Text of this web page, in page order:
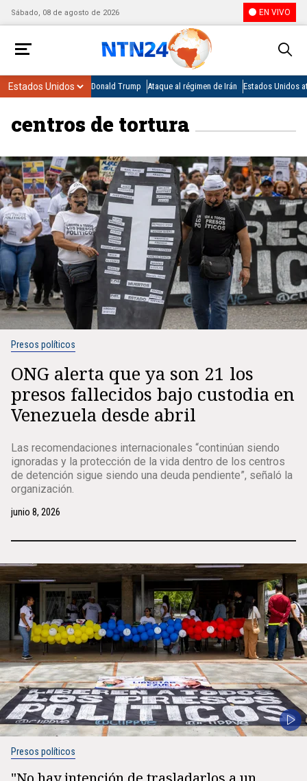
Sábado, 08 de agosto de 2026 EN VIVO
Donald Trump Ataque al régimen de Irán Estados Unidos
centros de tortura
Presos políticos
ONG alerta que ya son 21 los
presos fallecidos bajo custodia en
Venezuela desde abril
Las recomendaciones internacionales “continúan siendo
ignoradas y la protección de la vida dentro de los centros
de detención sigue siendo una deuda pendiente”, señaló la
organización.
junio 8, 2026
Presos políticos